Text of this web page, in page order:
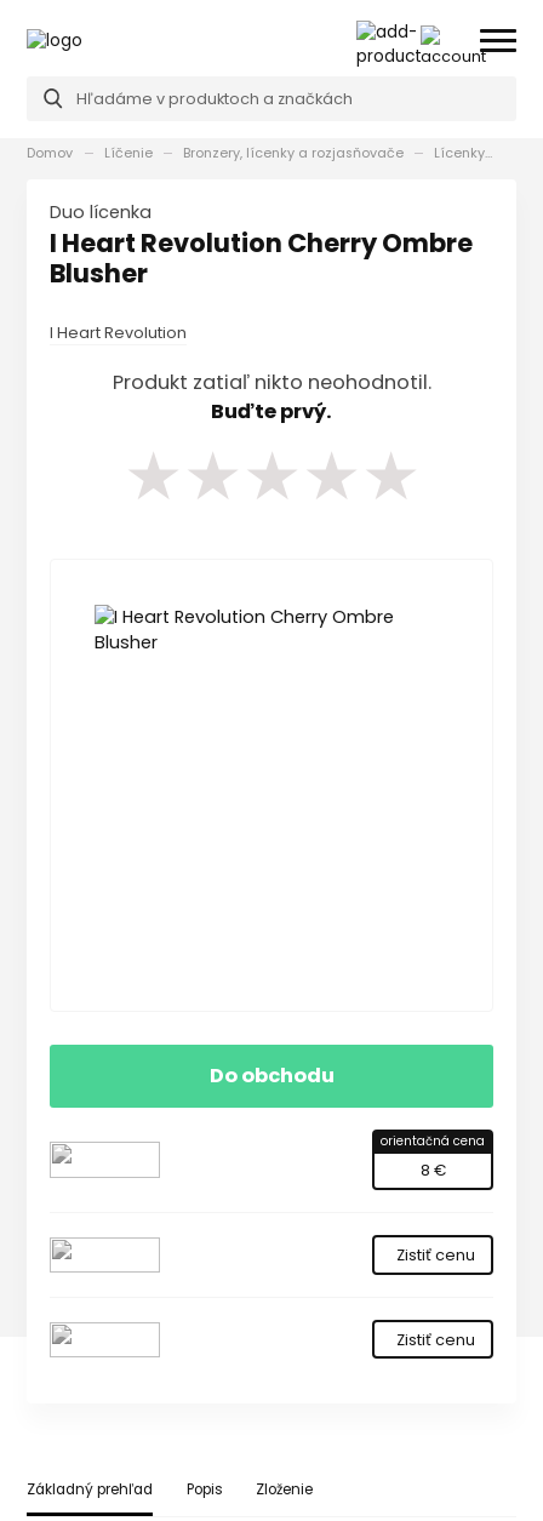
Domov Líčenie Bronzery, lícenky a rozjasňovače Lícenky
Duo lícenka
I Heart Revolution Cherry Ombre
Blusher
I Heart Revolution
Produkt zatiaľ nikto neohodnotil.
Buďte prvý.
★★★★★
Do obchodu
orientačná cena
8 €
Zistiť cenu
Zistiť cenu
Základný prehľad Popis Zloženie